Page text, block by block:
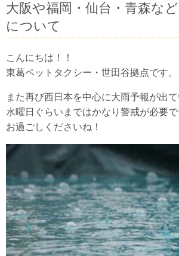
大阪や福岡・仙台・青森な
について
こんにちは！！
東葛ペットタクシー・世田谷拠点です。
また再び西日本を中心に大雨予報が出て
水曜日ぐらいまではかなり警戒が必要
お過ごしくださいね！